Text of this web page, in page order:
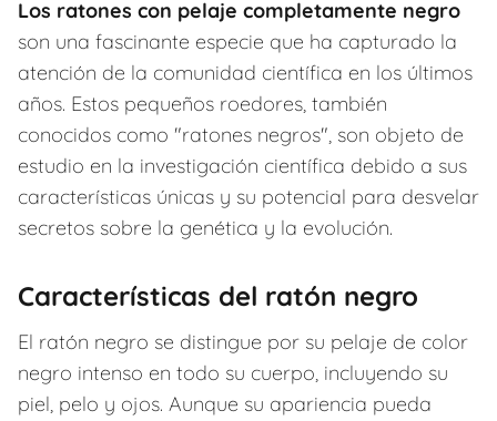
Los ratones con pelaje completamente negro
son una fascinante especie que ha capturado la
atención de la comunidad científica en los últimos
años. Estos pequeños roedores, también
conocidos como "ratones negros", son objeto de
estudio en la investigación científica debido a sus
características únicas y su potencial para desvelar
secretos sobre la genética y la evolución.
Características del ratón negro
El ratón negro se distingue por su pelaje de color
negro intenso en todo su cuerpo, incluyendo su
piel, pelo y ojos. Aunque su apariencia pueda